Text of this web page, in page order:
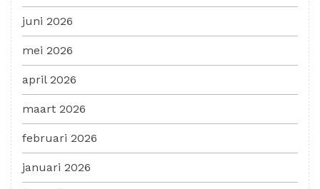
juni 2026
mei 2026
april 2026
maart 2026
februari 2026
januari 2026